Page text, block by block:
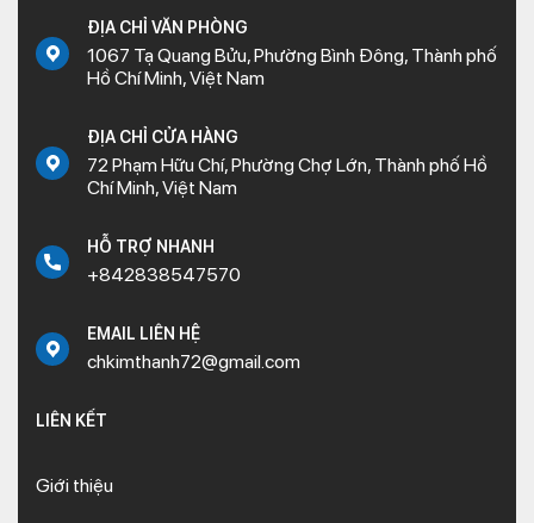
ĐỊA CHỈ VĂN PHÒNG
1067 Tạ Quang Bửu, Phường Bình Đông, Thành phố
Hồ Chí Minh, Việt Nam
ĐỊA CHỈ CỬA HÀNG
72 Phạm Hữu Chí, Phường Chợ Lớn, Thành phố Hồ
Chí Minh, Việt Nam
HỖ TRỢ NHANH
+842838547570
EMAIL LIÊN HỆ
chkimthanh72@gmail.com
LIÊN KẾT
Giới thiệu